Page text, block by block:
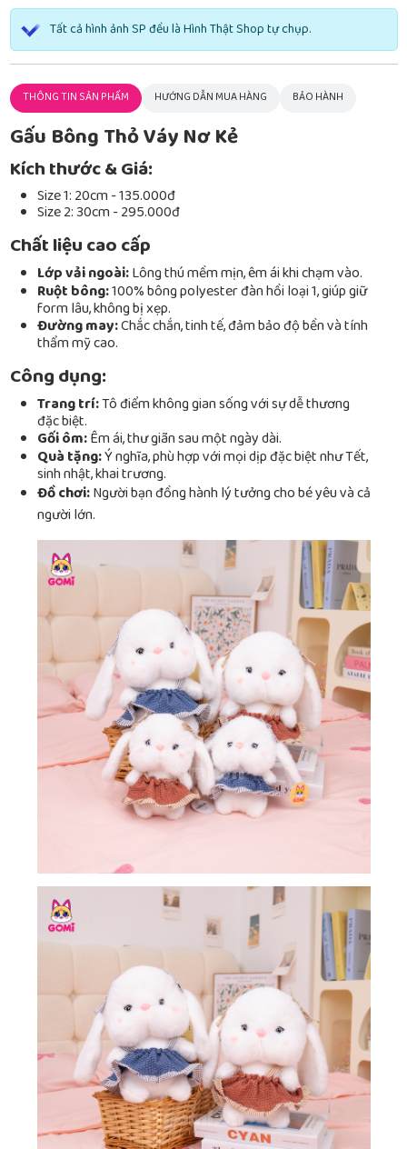
Tất cả hình ảnh SP đều là Hình Thật Shop tự chụp.
THÔNG TIN SẢN PHẨM HƯỚNG DẪN MUA HÀNG BẢO HÀNH
Gấu Bông Thỏ Váy Nơ Kẻ
Kích thước & Giá:
Size 1: 20cm - 135.000đ
Size 2: 30cm - 295.000đ
Chất liệu cao cấp
Lớp vải ngoài:Lông thú mềm mịn, êm ái khi chạm vào.
Ruột bông:100% bông polyester đàn hồi loại 1, giúp giữ
form lâu, không bị xẹp.
Đường may:Chắc chắn, tinh tế, đảm bảo độ bền và tính
thẩm mỹ cao.
Công dụng:
Trang trí:Tô điểm không gian sống với sự dễ thương
đặc biệt.
Gối ôm:Êm ái, thư giãn sau một ngày dài.
Quà tặng:Ý nghĩa, phù hợp với mọi dịp đặc biệt như Tết,
sinh nhật, khai trương.
Đồ chơi:Người bạn đồng hành lý tưởng cho bé yêu và cả
người lớn.